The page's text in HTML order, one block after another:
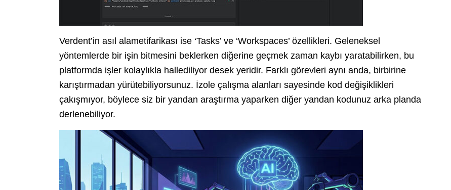
Verdent’in asıl alametifarikası ise ‘Tasks’ ve ‘Workspaces’ özellikleri. Geleneksel
yöntemlerde bir işin bitmesini beklerken diğerine geçmek zaman kaybı yaratabilirken, bu
platformda işler kolaylıkla hallediliyor desek yeridir. Farklı görevleri aynı anda, birbirine
karıştırmadan yürütebiliyorsunuz. İzole çalışma alanları sayesinde kod değişiklikleri
çakışmıyor, böylece siz bir yandan araştırma yaparken diğer yandan kodunuz arka planda
derlenebiliyor.